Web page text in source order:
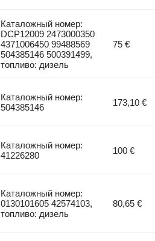
Каталожный номер:
DCP12009 2473000350
4371006450 99488569
504385146 500391499,
топливо: дизель
75 €
Каталожный номер:
504385146
173,10 €
Каталожный номер:
41226280
100 €
Каталожный номер:
0130101605 42574103,
топливо: дизель
80,65 €